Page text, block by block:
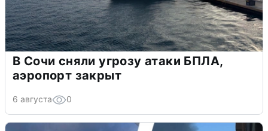
В Сочи сняли угрозу атаки БПЛА,
аэропорт закрыт
6 августа 0